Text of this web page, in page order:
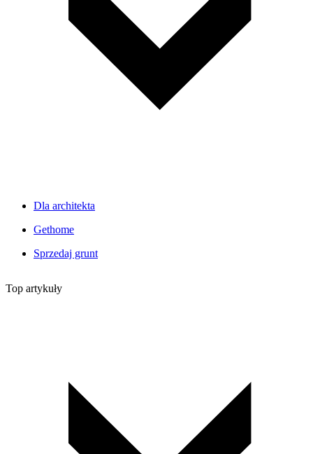
Dla architekta
Gethome
Sprzedaj grunt
Top artykuły